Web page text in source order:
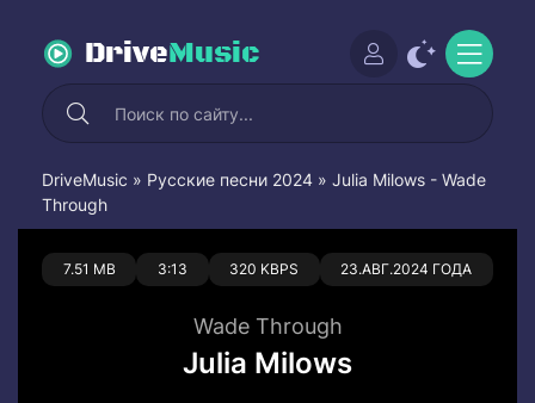
DriveMusic
DriveMusic » Русские песни 2024 » Julia Milows - Wade
Through
7.51 MB 3:13 320 KBPS 23.АВГ.2024 ГОДА
0 0
Wade Through
Julia Milows